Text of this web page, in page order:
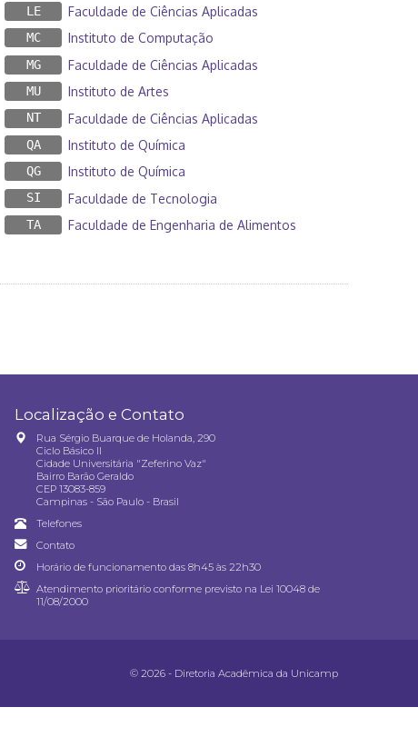
LE Faculdade de Ciências Aplicadas
MC Instituto de Computação
MG Faculdade de Ciências Aplicadas
MU Instituto de Artes
NT Faculdade de Ciências Aplicadas
QA Instituto de Química
QG Instituto de Química
SI Faculdade de Tecnologia
TA Faculdade de Engenharia de Alimentos
Localização e Contato
Rua Sérgio Buarque de Holanda, 290
Ciclo Básico II
Cidade Universitária "Zeferino Vaz"
Bairro Barão Geraldo
CEP 13083-859
Campinas - São Paulo - Brasil
Telefones
Contato
Horário de funcionamento das 8h45 às 22h30
Atendimento prioritário conforme previsto na Lei 10048 de
11/08/2000
© 2026 - Diretoria Acadêmica da Unicamp